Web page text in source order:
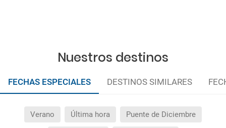
Nuestros destinos
FECHAS ESPECIALES DESTINOS SIMILARES
Verano Última hora Puente de Diciembre